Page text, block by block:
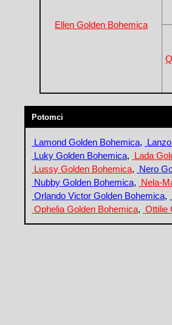
Ellen Golden Bohemica
Potomci
Lamond Golden Bohemica,
Luky Golden Bohemica, Lada
Lussy Golden Bohemica, Nero
Nubby Golden Bohemica, Nela-
Orlando Victor Golden Bohemica,
Ophelia Golden Bohemica, Ottilie